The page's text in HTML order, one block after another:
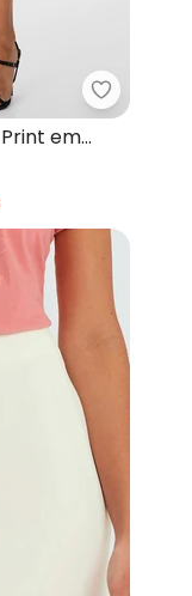
de Algodão
Enfim -
em